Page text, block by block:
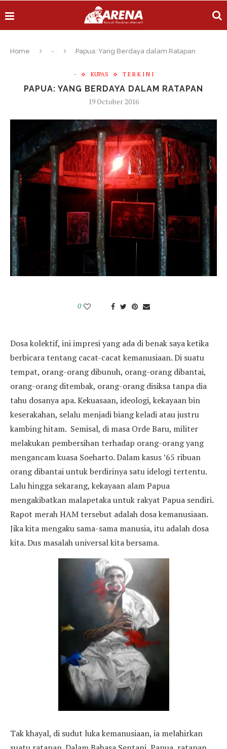
Home - Papua: Yang Berdaya dalam Ratapan
- KUPAS T E R K I N I
PAPUA: YANG BERDAYA DALAM RATAPAN
19 October 2016
0
Dosa kolektif, ini impresi yang ada di benak saya ketika
berbicara tentang cacat-cacat kemanusiaan. Di suatu
tempat, orang-orang dibunuh, orang-orang dibantai,
orang-orang ditembak, orang-orang disiksa tanpa dia
tahu dosanya apa. Kekuasaan, ideologi, kekayaan bin
keserakahan, selalu menjadi biang keladi atau justru
kambing hitam. Semisal, di masa Orde Baru, militer
melakukan pembersihan terhadap orang-orang yang
mengancam kuasa Soeharto. Dalam kasus ’65 ribuan
orang dibantai untuk berdirinya satu idelogi tertentu.
Lalu hingga sekarang, kekayaan alam Papua
mengakibatkan malapetaka untuk rakyat Papua sendiri.
Rapot merah HAM tersebut adalah dosa kemanusiaan.
Jika kita mengaku sama-sama manusia, itu adalah dosa
kita. Dus masalah universal kita bersama.
Tak khayal, di sudut luka kemanusiaan, ia melahirkan